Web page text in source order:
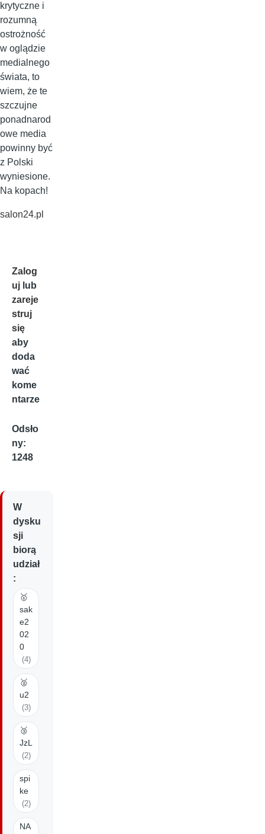
krytyczne i
rozumną
ostrożność
w oglądzie
medialnego
świata, to
wiem, że te
szczujne
ponadnarod
owe media
powinny być
z Polski
wyniesione.
Na kopach!
salon24.pl
Zalog
uj lub
zareje
struj
się
aby
doda
wać
kome
ntarze
Odsło
ny:
1248
W
dysku
sji
biorą
udział
:
🥇
sak
e2
02
0
(4)
🥈
u2
(3)
🥉
JzL
(2)
spi
ke
(2)
NA